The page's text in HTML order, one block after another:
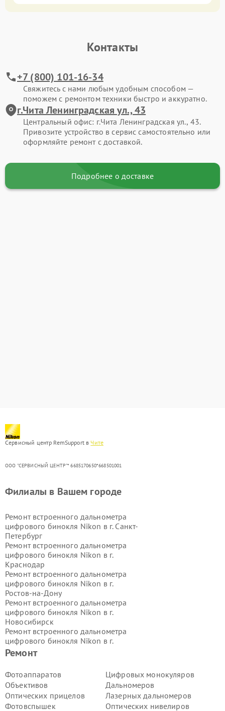
Контакты
+7 (800) 101-16-34
Свяжитесь с нами любым удобным способом —
поможем с ремонтом техники быстро и аккуратно.
г.Чита Ленинградская ул., 43
Центральный офис: г.Чита Ленинградская ул., 43.
Привозите устройство в сервис самостоятельно или
оформляйте ремонт с доставкой.
Подробнее о доставке
Сервисный центр RemSupport в Чите
ООО "СЕРВИСНЫЙ ЦЕНТР"* 6685170650*668501001
Ремонт
Фотоаппаратов
Объективов
Оптических прицелов
Фотовспышек
Цифровых монокуляров
Дальномеров
Лазерных дальномеров
Оптических нивелиров
Филиалы в Вашем городе
Ремонт встроенного дальнометра
цифрового бинокля Nikon в г. Санкт-
Петербург
Ремонт встроенного дальнометра
цифрового бинокля Nikon в г.
Краснодар
Ремонт встроенного дальнометра
цифрового бинокля Nikon в г.
Ростов-на-Дону
Ремонт встроенного дальнометра
цифрового бинокля Nikon в г.
Новосибирск
Ремонт встроенного дальнометра
цифрового бинокля Nikon в г.
Екатеринбург
цифрового бинокля Nikon в г.
Казань
Ремонт встроенного дальнометра
цифрового бинокля Nikon в г.
Воронеж
Ремонт встроенного дальнометра